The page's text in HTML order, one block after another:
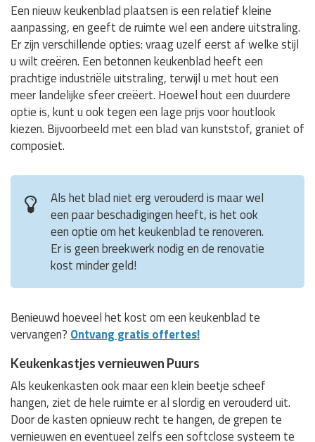
Een nieuw keukenblad plaatsen is een relatief kleine
aanpassing, en geeft de ruimte wel een andere uitstraling.
Er zijn verschillende opties: vraag uzelf eerst af welke stijl
u wilt creëren. Een betonnen keukenblad heeft een
prachtige industriële uitstraling, terwijl u met hout een
meer landelijke sfeer creëert. Hoewel hout een duurdere
optie is, kunt u ook tegen een lage prijs voor houtlook
kiezen. Bijvoorbeeld met een blad van kunststof, graniet of
composiet.
Als het blad niet erg verouderd is maar wel
een paar beschadigingen heeft, is het ook
een optie om het keukenblad te renoveren.
Er is geen breekwerk nodig en de renovatie
kost minder geld!
Benieuwd hoeveel het kost om een keukenblad te
vervangen? Ontvang gratis offertes!
Keukenkastjes vernieuwen Puurs
Als keukenkasten ook maar een klein beetje scheef
hangen, ziet de hele ruimte er al slordig en verouderd uit.
Door de kasten opnieuw recht te hangen, de grepen te
vernieuwen en eventueel zelfs een softclose systeem te